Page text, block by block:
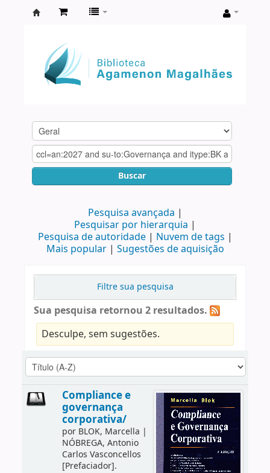
Agamenon
Magalhães
Buscar
Pesquisa avançada
Pesquisar por hierarquia
Pesquisa de autoridade
Nuvem de tags
Mais popular
Sugestões de aquisição
Filtre sua pesquisa
Sua pesquisa retornou 2 resultados.
Desculpe, sem sugestões.
Compliance e
governança
corporativa/
por BLOK, Marcella |
NÓBREGA, Antonio
Carlos Vasconcellos
[Prefaciador].